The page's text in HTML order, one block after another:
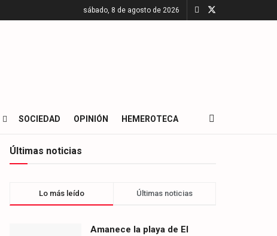
sábado, 8 de agosto de 2026
SOCIEDAD OPINIÓN HEMEROTECA
Últimas noticias
Lo más leído Últimas noticias
Amanece la playa de El